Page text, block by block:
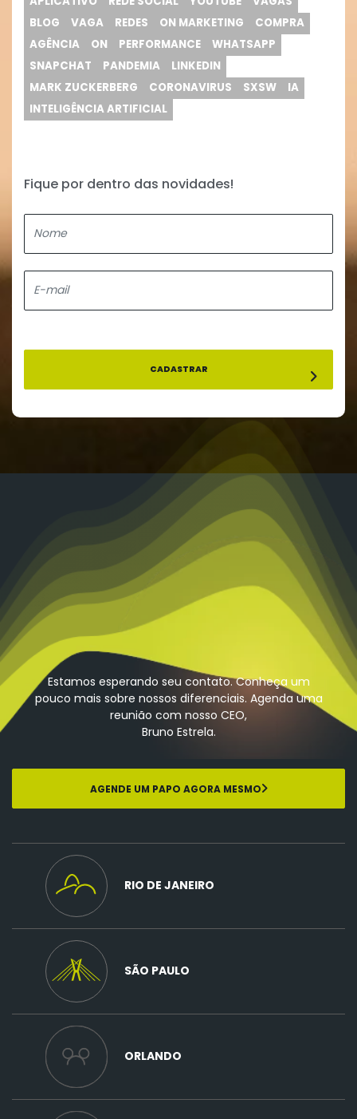
BLOG
VAGA REDES ON MARKETING
COMPRA
AGÊNCIA
ON PERFORMANCE
WHATSAPP
SNAPCHAT
PANDEMIA
LINKEDIN
MARK ZUCKERBERG
CORONAVIRUS SXSW
IA
INTELIGÊNCIA ARTIFICIAL
Fique por dentro das novidades!
Estamos esperando seu contato. Conheça um
pouco mais sobre nossos diferenciais. Agenda uma
reunião com nosso CEO,
Bruno Estrela.
AGENDE UM PAPO AGORA MESMO
RIO DE JANEIRO
SÃO PAULO
ORLANDO